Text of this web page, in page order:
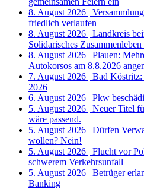
8. August 2026 |
friedlich verlaufen
8. August 2026 | Landkreis
Solidarisches Zusammenleben
8. August 2026 | Plauen:
Autokorsos am 8.8.2026
7. August 2026 | Bad Köstritz:
2026
6. August 2026 | Pkw
5. August 2026 | Neuer Titel
wäre passend.
5. August 2026 | Dürfen
wollen? Nein!
5. August 2026 | Flucht vor
schwerem Verkehrsunfall
5. August 2026 | Betrüger
Banking